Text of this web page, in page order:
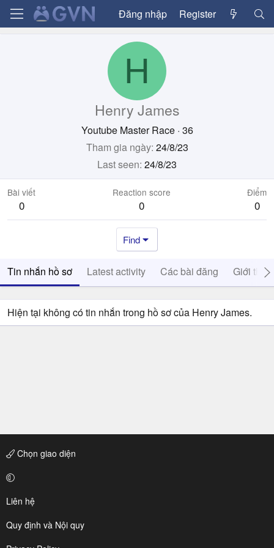
Đăng nhập Register
H
Henry James
Youtube Master Race · 36
Tham gia ngày 24/8/23
Last seen 24/8/23
Bài viết
0
Reaction score
0
Điểm
0
Find
Tin nhắn hồ sơ Latest activity Các bài đăng Giới thiệu
Hiện tại không có tin nhắn trong hồ sơ của Henry James.
Chọn giao diện
Liên hệ
Quy định và Nội quy